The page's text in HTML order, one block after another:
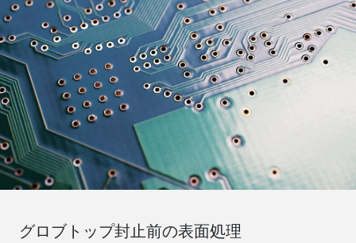
グロブトップ封止前の表面処理